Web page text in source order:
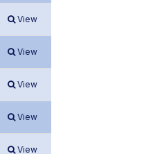
View
View
View
View
View